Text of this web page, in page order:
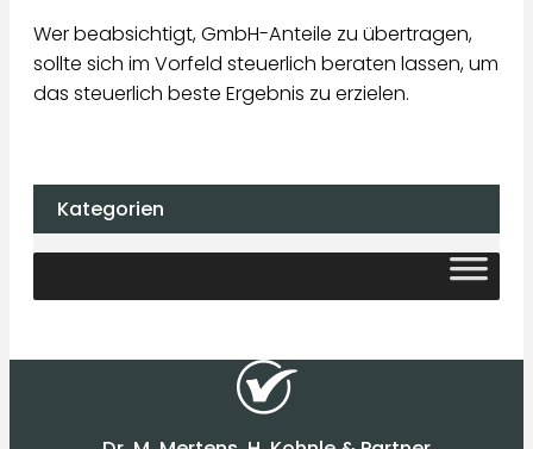
Wer beabsichtigt, GmbH-Anteile zu übertragen,
sollte sich im Vorfeld steuerlich beraten lassen, um
das steuerlich beste Ergebnis zu erzielen.
Kategorien